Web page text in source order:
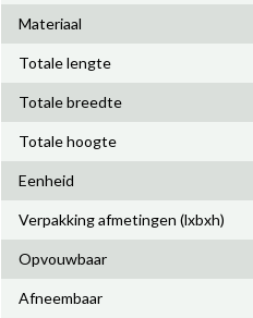
Materiaal
Totale lengte
Totale breedte
Totale hoogte
Eenheid
Verpakking afmetingen (lxbxh)
Opvouwbaar
Afneembaar